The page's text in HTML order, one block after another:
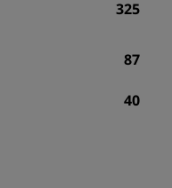
325
87
40